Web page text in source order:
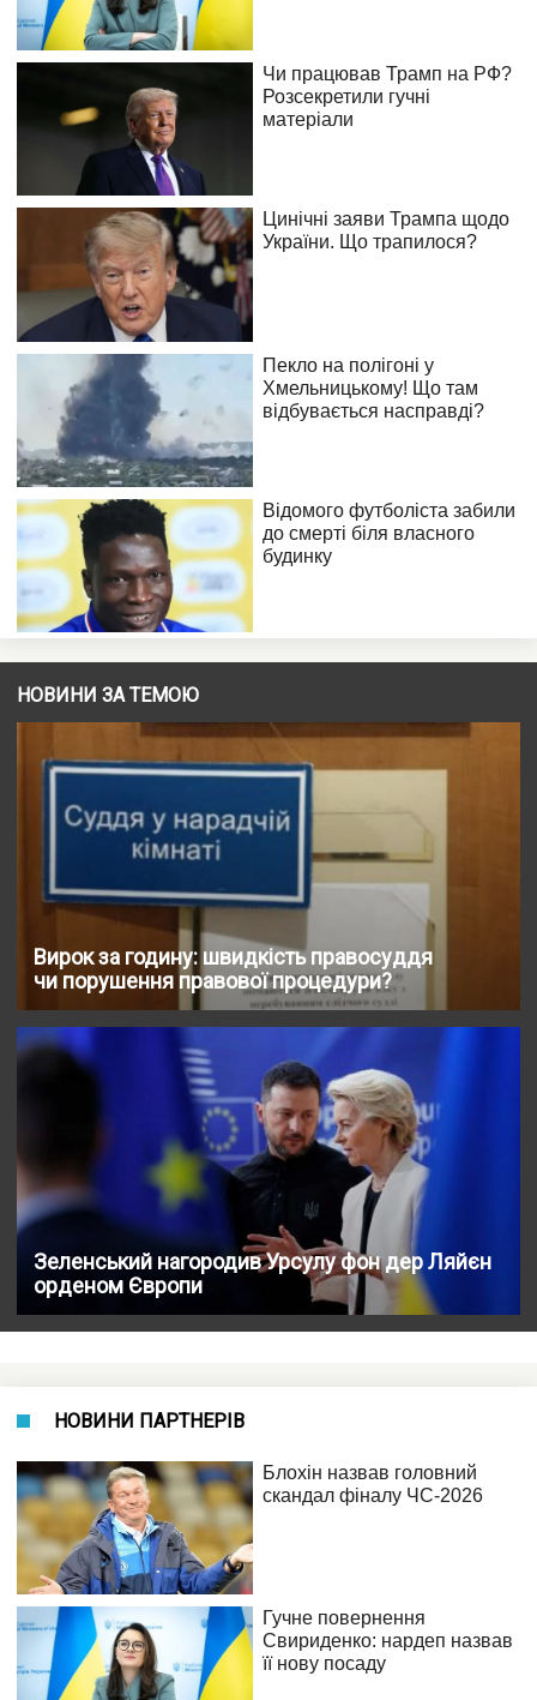
НОВИНИ ЗА ТЕМОЮ
Вирок за годину: швидкість правосуддя
чи порушення правової процедури?
Зеленський нагородив Урсулу фон дер Ляйєн
орденом Європи
НОВИНИ ПАРТНЕРІВ